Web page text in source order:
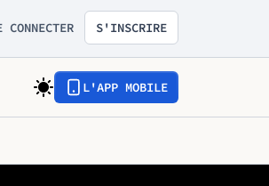
CONNECTER S'INSCRIRE
L'APP MOBILE